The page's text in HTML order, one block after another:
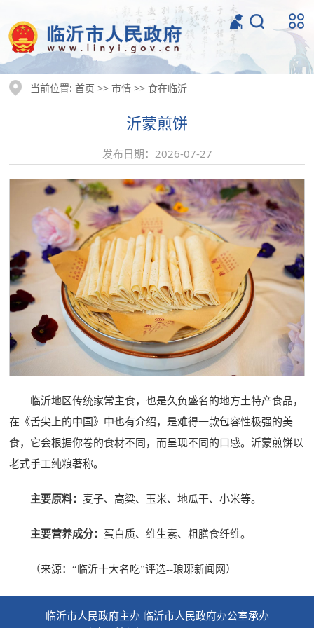
当前位置:首页 >>市情 >>食在临沂
沂蒙煎饼
发布日期：2026-07-27
临沂地区传统家常主食，也是久负盛名的地方土特产食品，
在《舌尖上的中国》中也有介绍，是难得一款包容性极强的美
食，它会根据你卷的食材不同，而呈现不同的口感。沂蒙煎饼以
老式手工纯粮著称。
主要原料：麦子、高粱、玉米、地瓜干、小米等。
主要营养成分：蛋白质、维生素、粗膳食纤维。
（来源：“临沂十大名吃”评选--琅琊新闻网）
临沂市人民政府主办 临沂市人民政府办公室承办